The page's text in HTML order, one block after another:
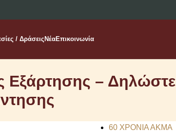
/ Δράσεις ΝέαΕπικοινωνία
Εξάρτησης – Δηλώστε
60 ΧΡΟΝΙΑ ΑΚΜΑ